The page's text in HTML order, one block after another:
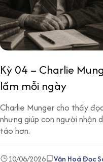
Kỳ 04 – Charlie
lầm mỗi ngày
Charlie Munger cho thấy
nhưng giúp con người nhận
táo hơn.
10/06/2026 Văn Hoá Đọc